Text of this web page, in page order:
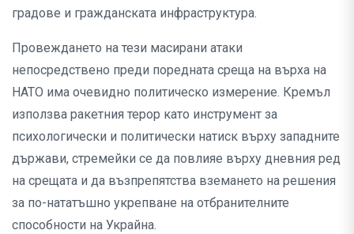
градове и гражданската инфраструктура.
Провеждането на тези масирани атаки
непосредствено преди поредната среща на върха на
НАТО има очевидно политическо измерение. Кремъл
използва ракетния терор като инструмент за
психологически и политически натиск върху западните
държави, стремейки се да повлияе върху дневния ред
на срещата и да възпрепятства вземането на решения
за по-нататъшно укрепване на отбранителните
способности на Украйна.